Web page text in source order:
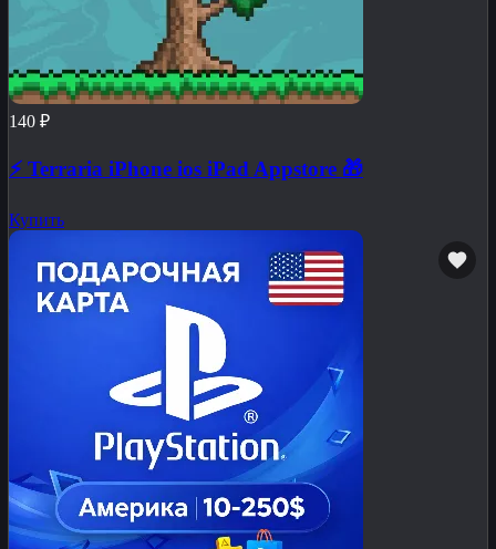
140 ₽
⚡️ Terraria iPhone ios iPad Appstore 🎁
Купить